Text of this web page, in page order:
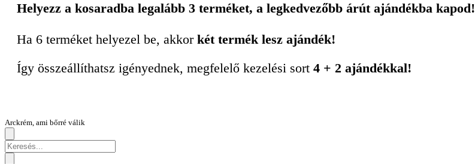
Helyezz a kosaradba legalább 3 terméket, a legkedvezőbb árút ajándékba kapod!
Ha 6 terméket helyezel be, akkor két termék lesz ajándék!
Így összeállíthatsz igényednek, megfelelő kezelési sort 4 + 2 ajándékkal!
Arckrém, ami bőrré válik